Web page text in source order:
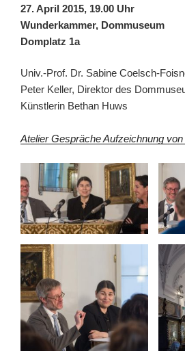
27. April 2015, 19.00 Uhr
Wunderkammer, Dommuseum
Domplatz 1a
Univ.-Prof. Dr. Sabine Coelsch-
Peter Keller, Direktor des
Künstlerin Bethan Huws
Atelier Gespräche Aufzeichnung